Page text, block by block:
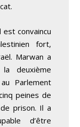
est convaincu
fort,
Marwan a
deuxième
Parlement
peines de
prison. Il a
d’être